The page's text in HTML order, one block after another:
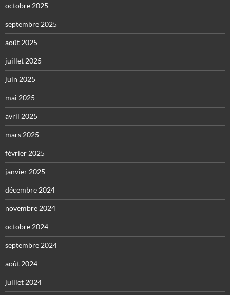
octobre 2025
septembre 2025
août 2025
juillet 2025
juin 2025
mai 2025
avril 2025
mars 2025
février 2025
janvier 2025
décembre 2024
novembre 2024
octobre 2024
septembre 2024
août 2024
juillet 2024